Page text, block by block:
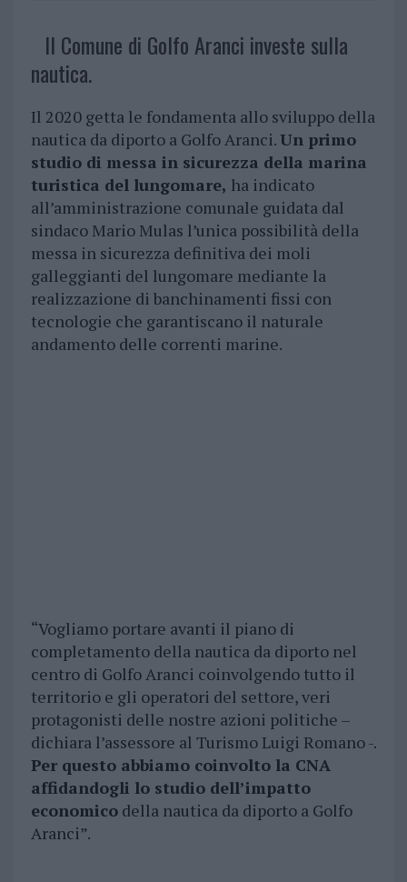
Il Comune di Golfo Aranci investe sulla
nautica.
Il 2020 getta le fondamenta allo sviluppo della
nautica da diporto a Golfo Aranci.Un primo
studio di messa in sicurezza della marina
turistica del lungomare, ha indicato
all’amministrazione comunale guidata dal
sindaco Mario Mulas l’unica possibilità della
messa in sicurezza definitiva dei moli
galleggianti del lungomare mediante la
realizzazione di banchinamenti fissi con
tecnologie che garantiscano il naturale
andamento delle correnti marine.
“Vogliamo portare avanti il piano di
completamento della nautica da diporto nel
centro di Golfo Aranci coinvolgendo tutto il
territorio e gli operatori del settore, veri
protagonisti delle nostre azioni politiche –
dichiara l’assessore al Turismo Luigi Romano -.
Per questo abbiamo coinvolto la CNA
affidandogli lo studio dell’impatto
economicodella nautica da diporto a Golfo
Aranci”.